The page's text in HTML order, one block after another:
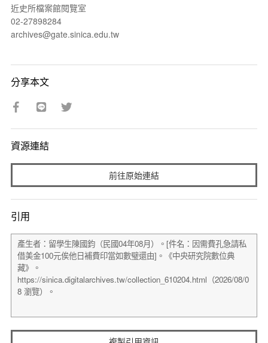
近史所檔案館閱覽室
02-27898284
archives@gate.sinica.edu.tw
分享本文
資源連結
前往原始連結
引用